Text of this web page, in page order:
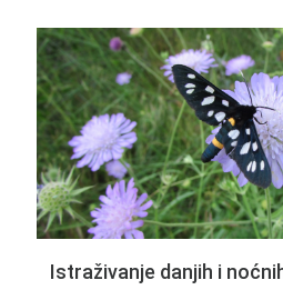
Istraživanje danjih i